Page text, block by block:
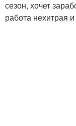
Каркас для
сезон, хочет
работа нехитрая